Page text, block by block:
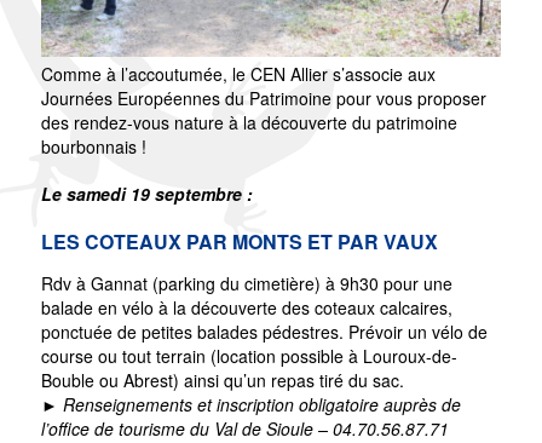
Comme à l’accoutumée, le CEN Allier s’associe aux
Journées Européennes du Patrimoine pour vous proposer
des rendez-vous nature à la découverte du patrimoine
bourbonnais !
Le samedi 19 septembre :
LES COTEAUX PAR MONTS ET PAR VAUX
Rdv à Gannat (parking du cimetière) à 9h30 pour une
balade en vélo à la découverte des coteaux calcaires,
ponctuée de petites balades pédestres. Prévoir un vélo de
course ou tout terrain (location possible à Louroux-de-
Bouble ou Abrest) ainsi qu’un repas tiré du sac.
► Renseignements et inscription obligatoire auprès de
l’office de tourisme du Val de Sioule – 04.70.56.87.71